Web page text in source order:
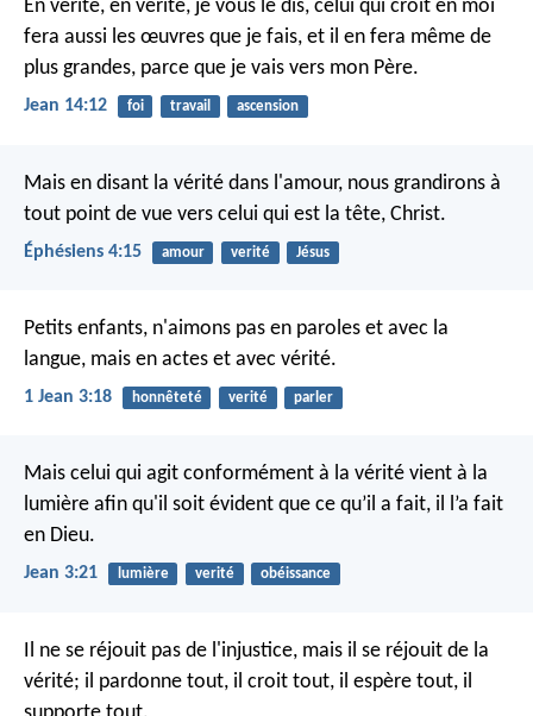
En vérité, en vérité, je vous le dis, celui qui croit en moi
fera aussi les œuvres que je fais, et il en fera même de
plus grandes, parce que je vais vers mon Père.
Jean 14:12 foi travail ascension
Mais en disant la vérité dans l'amour, nous grandirons à
tout point de vue vers celui qui est la tête, Christ.
Éphésiens 4:15 amour verité Jésus
Petits enfants, n'aimons pas en paroles et avec la
langue, mais en actes et avec vérité.
1 Jean 3:18 honnêteté verité parler
Mais celui qui agit conformément à la vérité vient à la
lumière afin qu'il soit évident que ce qu’il a fait, il l’a fait
en Dieu.
Jean 3:21 lumière verité obéissance
Il ne se réjouit pas de l'injustice, mais il se réjouit de la
vérité; il pardonne tout, il croit tout, il espère tout, il